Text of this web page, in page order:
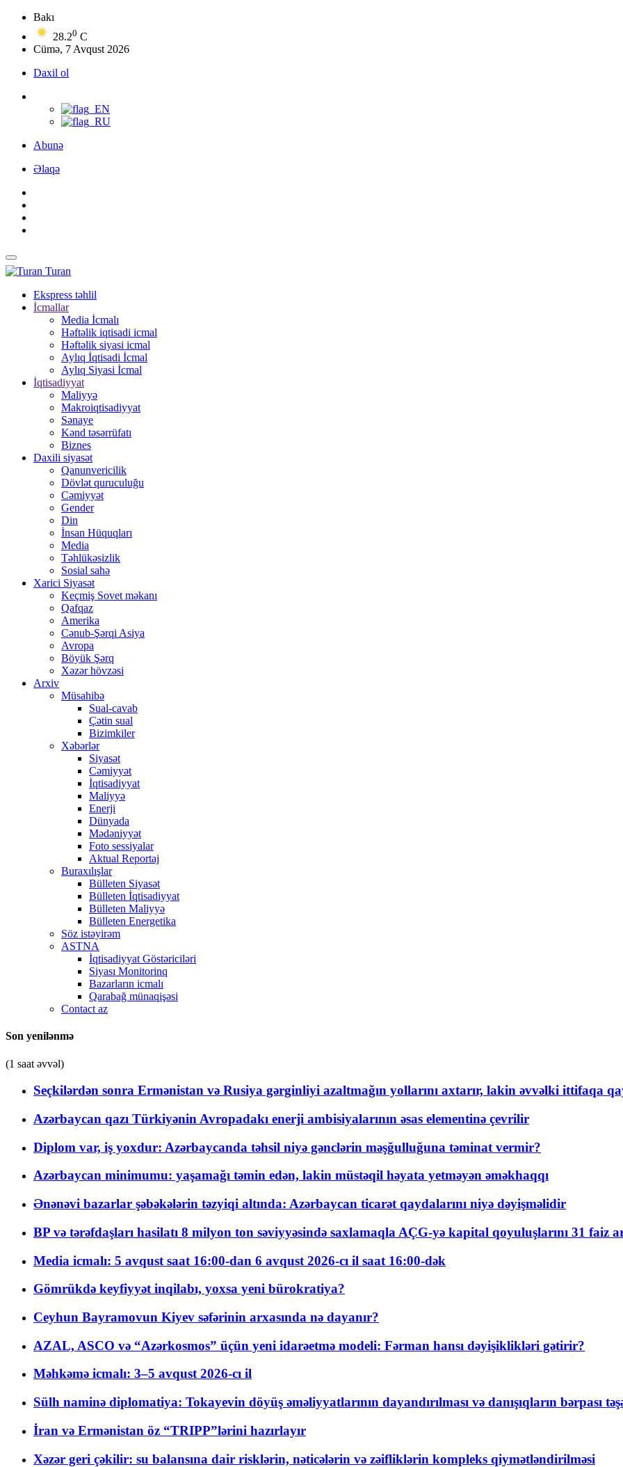
Bakı
28.20 C
Cümə, 7 Avqust 2026
Daxil ol
Abunə
Əlaqə
Turan
Ekspress təhlil
İcmallar
Media İcmalı
Həftəlik iqtisadi icmal
Həftəlik siyasi icmal
Aylıq İqtisadi İcmal
Aylıq Siyasi İcmal
İqtisadiyyat
Maliyyə
Makroiqtisadiyyat
Sənaye
Kənd təsərrüfatı
Biznes
Daxili siyasət
Qanunvericilik
Dövlət quruculuğu
Cəmiyyət
Gender
Din
İnsan Hüquqları
Media
Təhlükəsizlik
Sosial sahə
Xarici Siyasət
Keçmiş Sovet məkanı
Qafqaz
Amerika
Cənub-Şərqi Asiya
Avropa
Böyük Şərq
Xəzər hövzəsi
Arxiv
Müsahibə
Sual-cavab
Çətin sual
Bizimkiler
Xəbərlər
Siyasət
Cəmiyyət
İqtisadiyyat
Maliyyə
Enerji
Dünyada
Mədəniyyət
Foto sessiyalar
Aktual Reportaj
Buraxılışlar
Bülleten Siyasət
Bülleten İqtisadiyyat
Bülleten Maliyyə
Bülleten Energetika
Söz istəyirəm
ASTNA
İqtisadiyyat Göstəriciləri
Siyası Monitorinq
Bazarların icmalı
Qarabağ münaqişəsi
Contact az
Son yenilənmə
(1 saat əvvəl)
Seçkilərdən sonra Ermənistan və Rusiya gərginliyi azaltmağın yollarını axtarır, lakin əvvəlki ittifaqa
Azərbaycan qazı Türkiyənin Avropadakı enerji ambisiyalarının əsas elementinə çevrilir
Diplom var, iş yoxdur: Azərbaycanda təhsil niyə gənclərin məşğulluğuna təminat vermir?
Azərbaycan minimumu: yaşamağı təmin edən, lakin müstəqil həyata yetməyən əməkhaqqı
Ənənəvi bazarlar şəbəkələrin təzyiqi altında: Azərbaycan ticarət qaydalarını niyə dəyişməlidir
BP və tərəfdaşları hasilatı 8 milyon ton səviyyəsində saxlamaqla AÇG-yə kapital qoyuluşlarını 31 faiz
Media icmalı: 5 avqust saat 16:00-dan 6 avqust 2026-cı il saat 16:00-dək
Gömrükdə keyfiyyət inqilabı, yoxsa yeni bürokratiya?
Ceyhun Bayramovun Kiyev səfərinin arxasında nə dayanır?
AZAL, ASCO və “Azərkosmos” üçün yeni idarəetmə modeli: Fərman hansı dəyişiklikləri gətirir?
Məhkəmə icmalı: 3–5 avqust 2026-cı il
Sülh naminə diplomatiya: Tokayevin döyüş əməliyyatlarının dayandırılması və danışıqların bərpası
İran və Ermənistan öz “TRIPP”lərini hazırlayır
Xəzər geri çəkilir: su balansına dair risklərin, nəticələrin və zəifliklərin kompleks qiymətləndirilməsi